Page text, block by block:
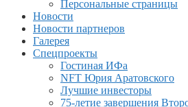
Персональные страницы
Новости
Новости партнеров
Галерея
Спецпроекты
Гостиная ИФа
NFT Юрия Аратовского
Лучшие инвесторы
75-летие завершения